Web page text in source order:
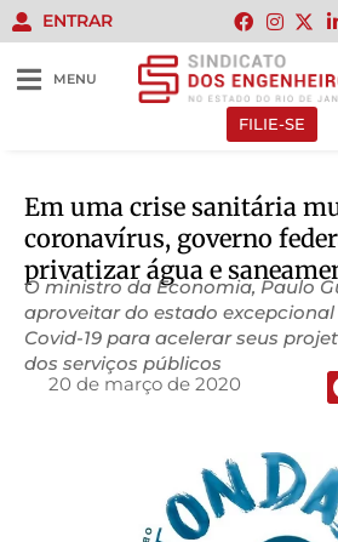
ENTRAR
MENU
FILIE-SE
Em uma crise sanitária
coronavírus, governo
privatizar água e
O ministro da Economia, Paulo
aproveitar do estado
Covid-19 para acelerar seus
dos serviços públicos
20 de março de 2020